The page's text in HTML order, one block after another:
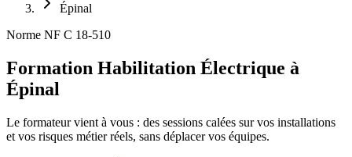
Épinal
Norme NF C 18-510
Formation Habilitation Électrique à
Épinal
Le formateur vient à vous : des sessions calées sur vos installations
et vos risques métier réels, sans déplacer vos équipes.